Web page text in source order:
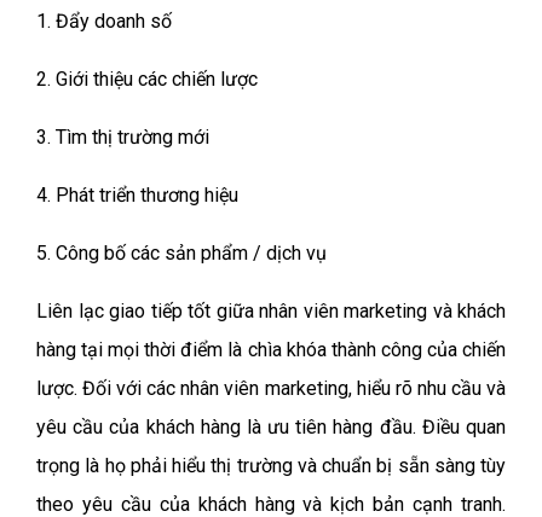
1. Đẩy doanh số
2. Giới thiệu các chiến lược
3. Tìm thị trường mới
4. Phát triển thương hiệu
5. Công bố các sản phẩm / dịch vụ
Liên lạc giao tiếp tốt giữa nhân viên marketing và khách
hàng tại mọi thời điểm là chìa khóa thành công của chiến
lược. Đối với các nhân viên marketing, hiểu rõ nhu cầu và
yêu cầu của khách hàng là ưu tiên hàng đầu. Điều quan
trọng là họ phải hiểu thị trường và chuẩn bị sẵn sàng tùy
theo yêu cầu của khách hàng và kịch bản cạnh tranh.